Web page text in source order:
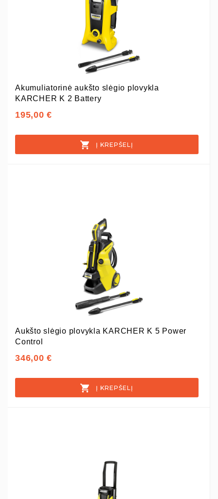
Akumuliatorinė aukšto slėgio plovykla
KARCHER K 2 Battery
195,00 €
Į KREPŠELĮ
Aukšto slėgio plovykla KARCHER K 5 Power
Control
346,00 €
Į KREPŠELĮ